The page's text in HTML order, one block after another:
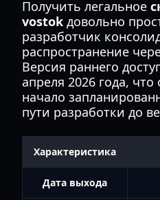
Получить легальное
vostok довольно
разработчик
распространение
Версия раннего
апреля 2026 года,
начало
пути разработки до
Характеристика
Дата выхода